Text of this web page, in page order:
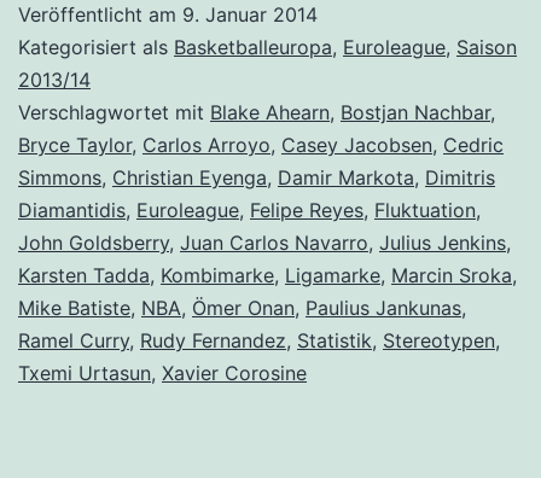
Veröffentlicht am 9. Januar 2014
Kategorisiert als Basketballeuropa, Euroleague, Saison
2013/14
Verschlagwortet mit Blake Ahearn, Bostjan Nachbar,
Bryce Taylor, Carlos Arroyo, Casey Jacobsen, Cedric
Simmons, Christian Eyenga, Damir Markota, Dimitris
Diamantidis, Euroleague, Felipe Reyes, Fluktuation,
John Goldsberry, Juan Carlos Navarro, Julius Jenkins,
Karsten Tadda, Kombimarke, Ligamarke, Marcin Sroka,
Mike Batiste, NBA, Ömer Onan, Paulius Jankunas,
Ramel Curry, Rudy Fernandez, Statistik, Stereotypen,
Txemi Urtasun, Xavier Corosine